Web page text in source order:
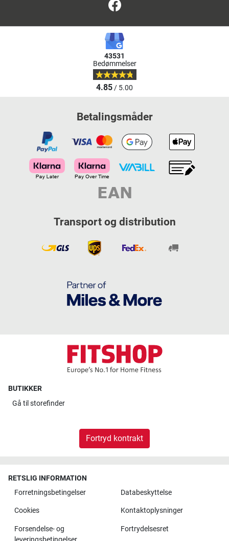
43531
Bedømmelser
4.85/ 5.00
Betalingsmåder
Transport og distribution
BUTIKKER
Gå til storefinder
Fortryd kontrakt
RETSLIG INFORMATION
Forretningsbetingelser
Databeskyttelse
Cookies Kontaktoplysninger
Forsendelse- og
Fortrydelsesret